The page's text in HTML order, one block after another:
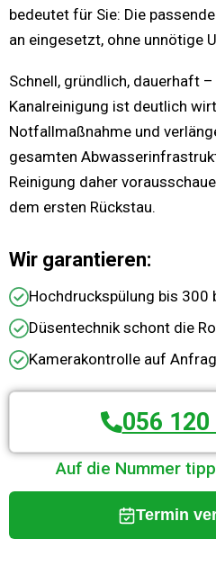
bedeutet für Sie: Die
an eingesetzt, ohne unnötige
Schnell, gründlich, dauerhaft
Kanalreinigung ist deutlich
Notfallmaßnahme und
gesamten
Reinigung daher
dem ersten Rückstau.
Wir garantieren:
Hochdruckspülung bis 300
Düsentechnik schont die
Kamerakontrolle auf
056 120
Auf die Nummer
Termin